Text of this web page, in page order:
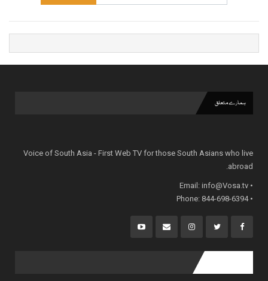
ہمارے متعلق
Voice of South Asia - First Web TV for those South Asians who live
abroad.
• Email:
info@Vosa.tv
• Phone: 844-698-6394